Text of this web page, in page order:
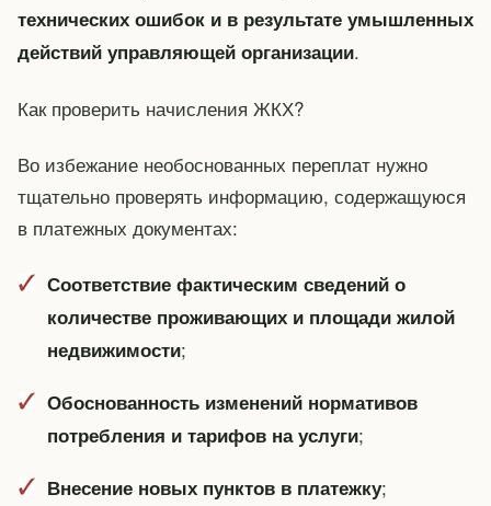
технических ошибок и в результате умышленных
действий управляющей организации.
Как проверить начисления ЖКХ?
Во избежание необоснованных переплат нужно
тщательно проверять информацию, содержащуюся
в платежных документах:
Соответствие фактическим сведений о
количестве проживающих и площади жилой
недвижимости;
Обоснованность изменений нормативов
потребления и тарифов на услуги;
Внесение новых пунктов в платежку;